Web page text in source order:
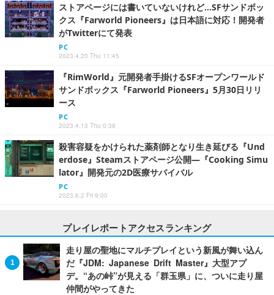
ストアページには書いていないけれど…SFサンドボッ
クス『Farworld Pioneers』は日本語に対応！開発者
がTwitterにて発表
PC
2023.4.20 Thu 11:45
『RimWorld』元開発者手掛けるSFオープンワールド
サンドボックス『Farworld Pioneers』5月30日リリ
ース
PC
2023.4.13 Thu 0:38
殺害容疑をかけられた薬剤師となり生き延びる『Und
erdose』Steamストアページ公開―『Cooking Simu
lator』開発元の2D医療サバイバル
PC
2023.6.2 Fri 9:00
プレイレポートアクセスランキング
走り屋の聖地にマルチプレイという新風が舞い込ん
だ『JDM: Japanese Drift Master』大型アプ
デ。“あの峠”が見える「群玉県」に、ついに走り屋
仲間がやってきた